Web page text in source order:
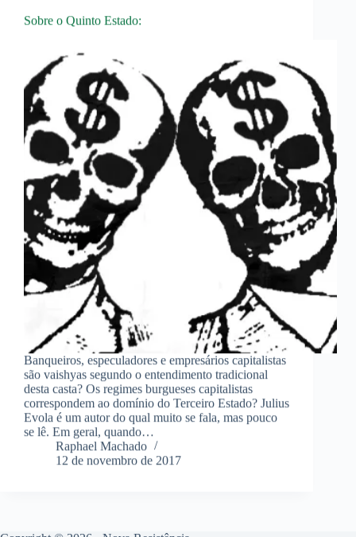
Sobre o Quinto Estado:
Banqueiros, especuladores e empresários capitalistas
são vaishyas segundo o entendimento tradicional
desta casta? Os regimes burgueses capitalistas
correspondem ao domínio do Terceiro Estado? Julius
Evola é um autor do qual muito se fala, mas pouco
se lê. Em geral, quando…
Raphael Machado
12 de novembro de 2017